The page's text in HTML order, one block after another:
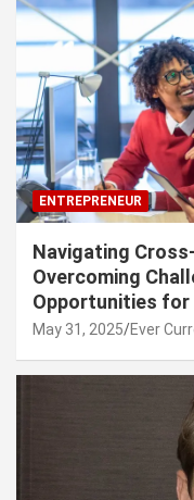
ENTREPRENEUR
Navigating
Overcoming
Opportunities for
May 31, 2025 Ever